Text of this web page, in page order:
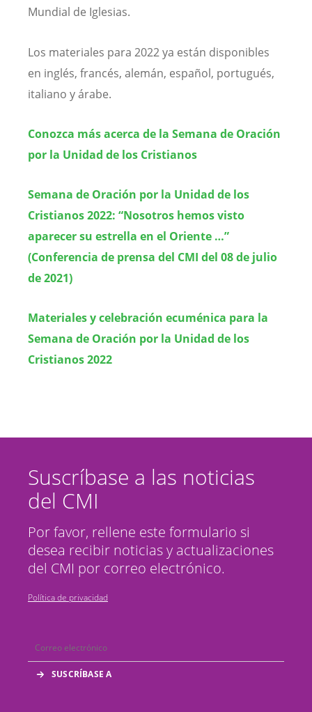
Mundial de Iglesias.
Los materiales para 2022 ya están disponibles
en inglés, francés, alemán, español, portugués,
italiano y árabe.
Conozca más acerca de la Semana de Oración
por la Unidad de los Cristianos
Semana de Oración por la Unidad de los
Cristianos 2022: “Nosotros hemos visto
aparecer su estrella en el Oriente …”
(Conferencia de prensa del CMI del 08 de julio
de 2021)
Materiales y celebración ecuménica para la
Semana de Oración por la Unidad de los
Cristianos 2022
Suscríbase a las noticias
del CMI
Por favor, rellene este formulario si
desea recibir noticias y actualizaciones
del CMI por correo electrónico.
Política de privacidad